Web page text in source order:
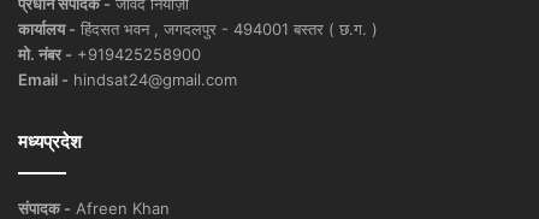
कार्यालय - हिंदसत भवन , जगदलपुर - 494001 बस्तर ( छ.ग. )
मो. नंबर - +919425258900
Email - hindsat24@gmail.com
मध्यप्रदेश
संपादक - Afreen Khan